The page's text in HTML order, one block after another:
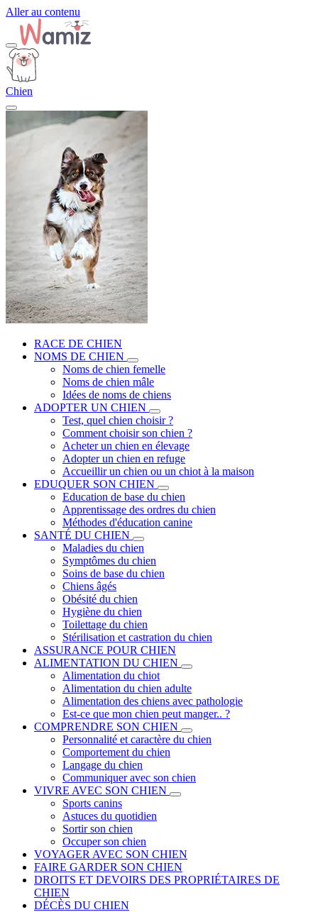
Aller au contenu
Chien
RACE DE CHIEN
NOMS DE CHIEN
Noms de chien femelle
Noms de chien mâle
Idées de noms de chiens
ADOPTER UN CHIEN
Test, quel chien choisir ?
Comment choisir son chien ?
Acheter un chien en élevage
Adopter un chien en refuge
Accueillir un chien ou un chiot à la maison
EDUQUER SON CHIEN
Education de base du chien
Apprentissage des ordres du chien
Méthodes d'éducation canine
SANTÉ DU CHIEN
Maladies du chien
Symptômes du chien
Soins de base du chien
Chiens âgés
Obésité du chien
Hygiène du chien
Toilettage du chien
Stérilisation et castration du chien
ASSURANCE POUR CHIEN
ALIMENTATION DU CHIEN
Alimentation du chiot
Alimentation du chien adulte
Alimentation des chiens avec pathologie
Est-ce que mon chien peut manger.. ?
COMPRENDRE SON CHIEN
Personnalité et caractère du chien
Comportement du chien
Langage du chien
Communiquer avec son chien
VIVRE AVEC SON CHIEN
Sports canins
Astuces du quotidien
Sortir son chien
Occuper son chien
VOYAGER AVEC SON CHIEN
FAIRE GARDER SON CHIEN
DROITS ET DEVOIRS DES PROPRIÉTAIRES DE
CHIEN
DÉCÈS DU CHIEN